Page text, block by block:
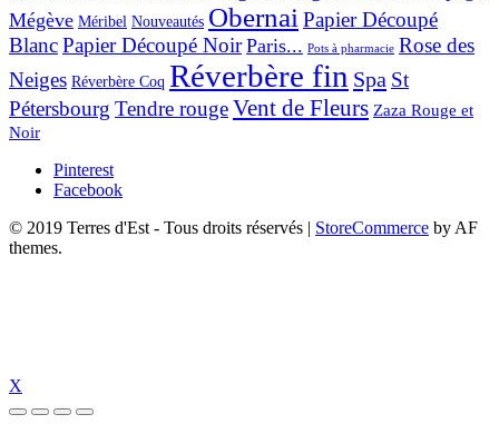
Mégève Méribel Nouveautés ObernaiPapier Découpé
BlancPapier Découpé Noir Paris... Pots à pharmacie Rose des
Neiges Réverbère Coq Réverbère fin Spa St
Pétersbourg Tendre rougeVent de Fleurs Zaza Rouge et
Noir
Pinterest
Facebook
© 2019 Terres d'Est - Tous droits réservés
StoreCommerce by AF
themes.
X